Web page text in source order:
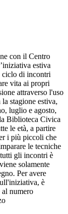
con il Centro
estiva
ciclo di incontri
vita ai propri
attraverso l'uso
stagione estiva,
luglio e agosto,
Biblioteca Civica
le età, a partire
i più piccoli che
le tecniche
gli incontri è
solamente
Per avere
è
al numero